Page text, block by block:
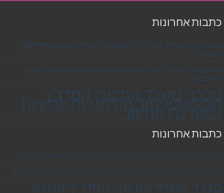
כתבות אחרונות
עגורנים יד שנייה: המדריך המקצועי לבחירה נכונה בפרויקט
הבנייה
מתקן הזנה פידר: ייעול הלוגיסטיקה והבטיחות באתרי בנייה
מורכבים
מכרזי משרד החינוך: המדריך
המלא לאיתור הזדמנויות עסקיות
במערכת החינוך
כתבות אחרונות
עגורנים יד שנייה: המדריך המקצועי לבחירה נכונה בפרויקט הבנייה
מתקן הזנה פידר: ייעול הלוגיסטיקה והבטיחות באתרי בנייה מורכבים
מכרזי משרד החינוך: המדריך המלא